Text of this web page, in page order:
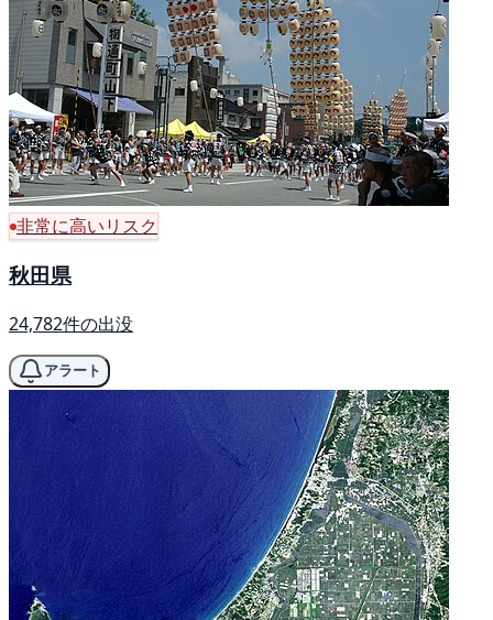
非常に高いリスク
秋田県
24,782件の出没
アラート